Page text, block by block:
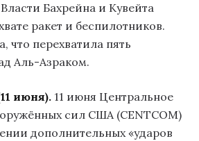
Бахрейна и Кувейта
ракет и беспилотников.
что перехватила пять
Аль-Азраком.
июня). 11 июня Центральное
сил США (CENTCOM)
дополнительных «ударов